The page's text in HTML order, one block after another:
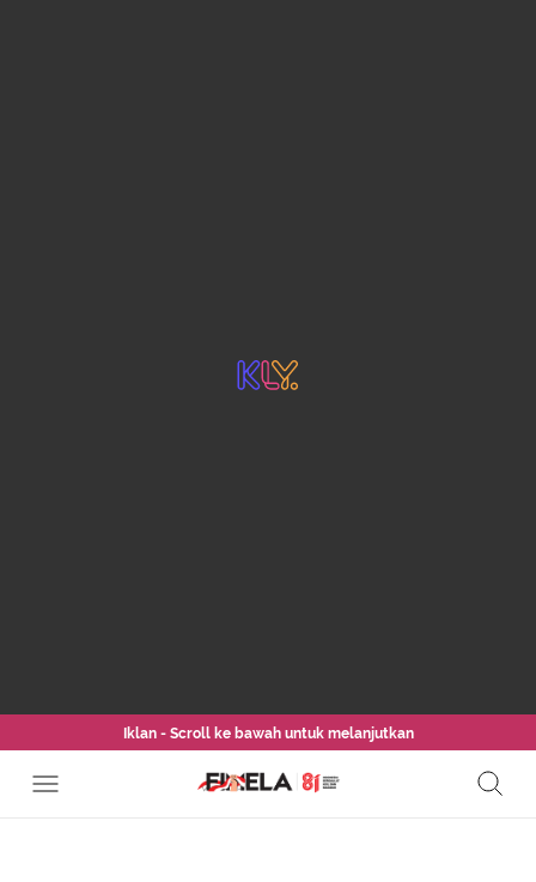
Iklan - Scroll ke bawah untuk melanjutkan